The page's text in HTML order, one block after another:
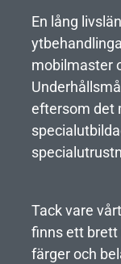
En lång
mobilmaster
eftersom det
Tack vare
finns ett brett
färger och